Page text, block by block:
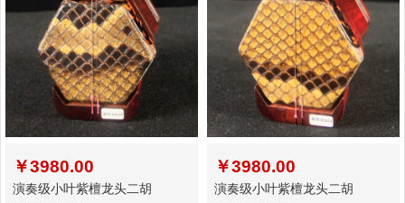
￥3980.00
演奏级小叶紫檀龙头二胡
￥3980.00
演奏级小叶紫檀龙头二胡